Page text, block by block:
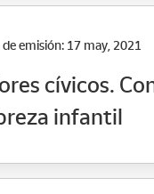
de emisión: 17 may, 2021
cívicos.
infantil